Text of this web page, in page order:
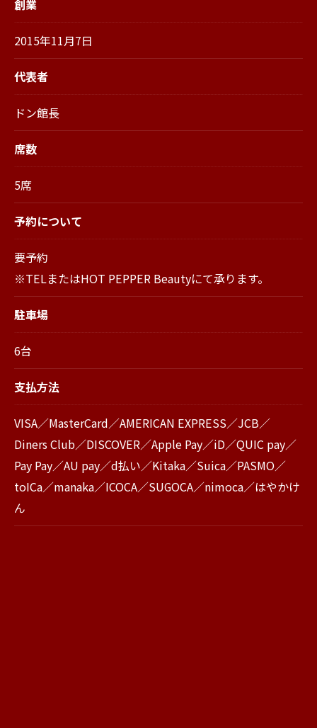
創業
2015年11月7日
代表者
ドン館長
席数
5席
予約について
要予約
※TELまたはHOT PEPPER Beautyにて承ります。
駐車場
6台
支払方法
VISA／MasterCard／AMERICAN EXPRESS／JCB／
Diners Club／DISCOVER／Apple Pay／iD／QUIC pay／
Pay Pay／AU pay／d払い／Kitaka／Suica／PASMO／
toICa／manaka／ICOCA／SUGOCA／nimoca／はやかけ
ん